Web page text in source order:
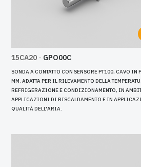
15CA20 - GPO00C
SONDA A CONTATTO CON SENSORE PT100, CAVO
MM. ADATTA PER IL RILEVAMENTO DELLA
REFRIGERAZIONE E CONDIZIONAMENTO, IN
APPLICAZIONI DI RISCALDAMENTO E IN
QUALITÀ DELL'ARIA.